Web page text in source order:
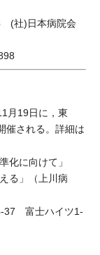
(社)日本病院会
月19日に，東
催される。詳細は
化に向けて」
る」（上川病
37 富士ハイツ1-